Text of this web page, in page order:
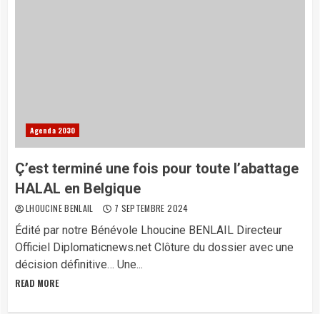
Agenda 2030
Ç’est terminé une fois pour toute l’abattage
HALAL en Belgique
LHOUCINE BENLAIL 7 SEPTEMBRE 2024
Édité par notre Bénévole Lhoucine BENLAIL Directeur
Officiel Diplomaticnews.net Clôture du dossier avec une
décision définitive… Une...
READ MORE